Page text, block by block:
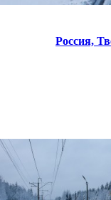
Россия,